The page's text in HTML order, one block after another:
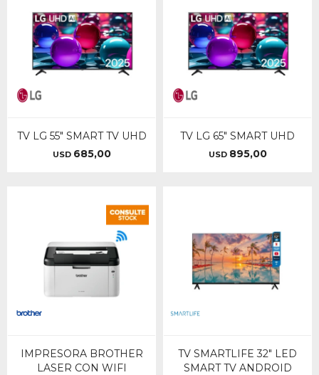
TV LG 55" SMART TV UHD
USD 685,00
TV LG 65" SMART UHD
USD 895,00
IMPRESORA BROTHER
LASER CON WIFI
TV SMARTLIFE 32" LED
SMART TV ANDROID